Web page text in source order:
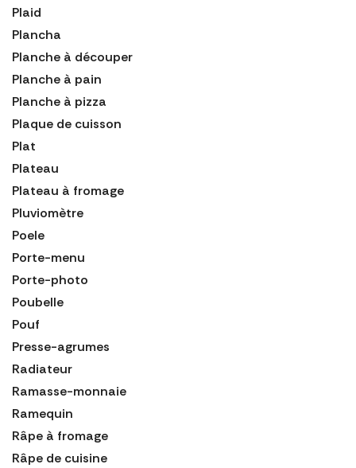
Plaid
Plancha
Planche à découper
Planche à pain
Planche à pizza
Plaque de cuisson
Plat
Plateau
Plateau à fromage
Pluviomètre
Poele
Porte-menu
Porte-photo
Poubelle
Pouf
Presse-agrumes
Radiateur
Ramasse-monnaie
Ramequin
Râpe à fromage
Râpe de cuisine